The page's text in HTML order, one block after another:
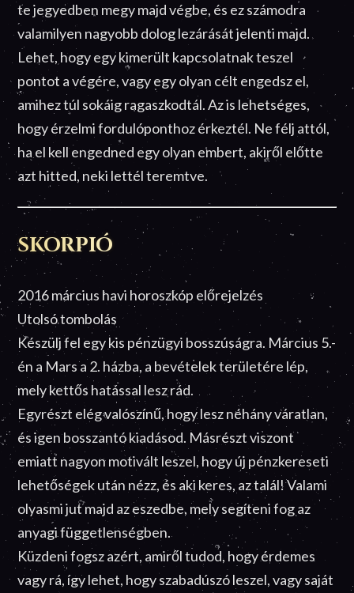
te jegyedben megy majd végbe, és ez számodra
valamilyen nagyobb dolog lezárását jelenti majd.
Lehet, hogy egy kimerült kapcsolatnak teszel
pontot a végére, vagy egy olyan célt engedsz el,
amihez túl sokáig ragaszkodtál. Az is lehetséges,
hogy érzelmi fordulóponthoz érkeztél. Ne félj attól,
ha el kell engedned egy olyan embert, akiről előtte
azt hitted, neki lettél teremtve.
SKORPIÓ
2016 március havi horoszkóp előrejelzés
Utolsó tombolás
Készülj fel egy kis pénzügyi bosszúságra. Március 5.-
én a Mars a 2. házba, a bevételek területére lép,
mely kettős hatással lesz rád.
Egyrészt elég valószínű, hogy lesz néhány váratlan,
és igen bosszantó kiadásod. Másrészt viszont
emiatt nagyon motivált leszel, hogy új pénzkereseti
lehetőségek után nézz, és aki keres, az talál! Valami
olyasmi jut majd az eszedbe, mely segíteni fog az
anyagi függetlenségben.
Küzdeni fogsz azért, amiről tudod, hogy érdemes
vagy rá, így lehet, hogy szabadúszó leszel, vagy saját